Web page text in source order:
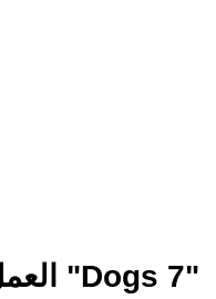
"7 Dogs" العمل الذي جمع الكبار